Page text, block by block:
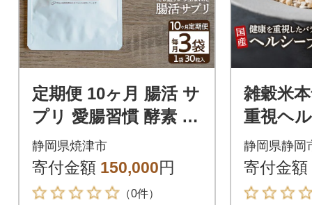
定期便 10ヶ月 腸活 サ
プリ 愛腸習慣 酵素 乳
酸菌 (b150-029)
静岡県焼津市
寄付金額 150,000円
（0件）
雑穀米
重視ヘ
ド
静岡県静岡
寄付金額